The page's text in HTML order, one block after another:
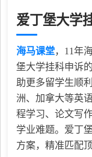
爱丁堡大学
海马课堂， 11年
堡大学挂科申诉
助更多留学生顺
洲、加拿大等英
程学习、论文写
学业难题。爱丁
方案，精准匹配